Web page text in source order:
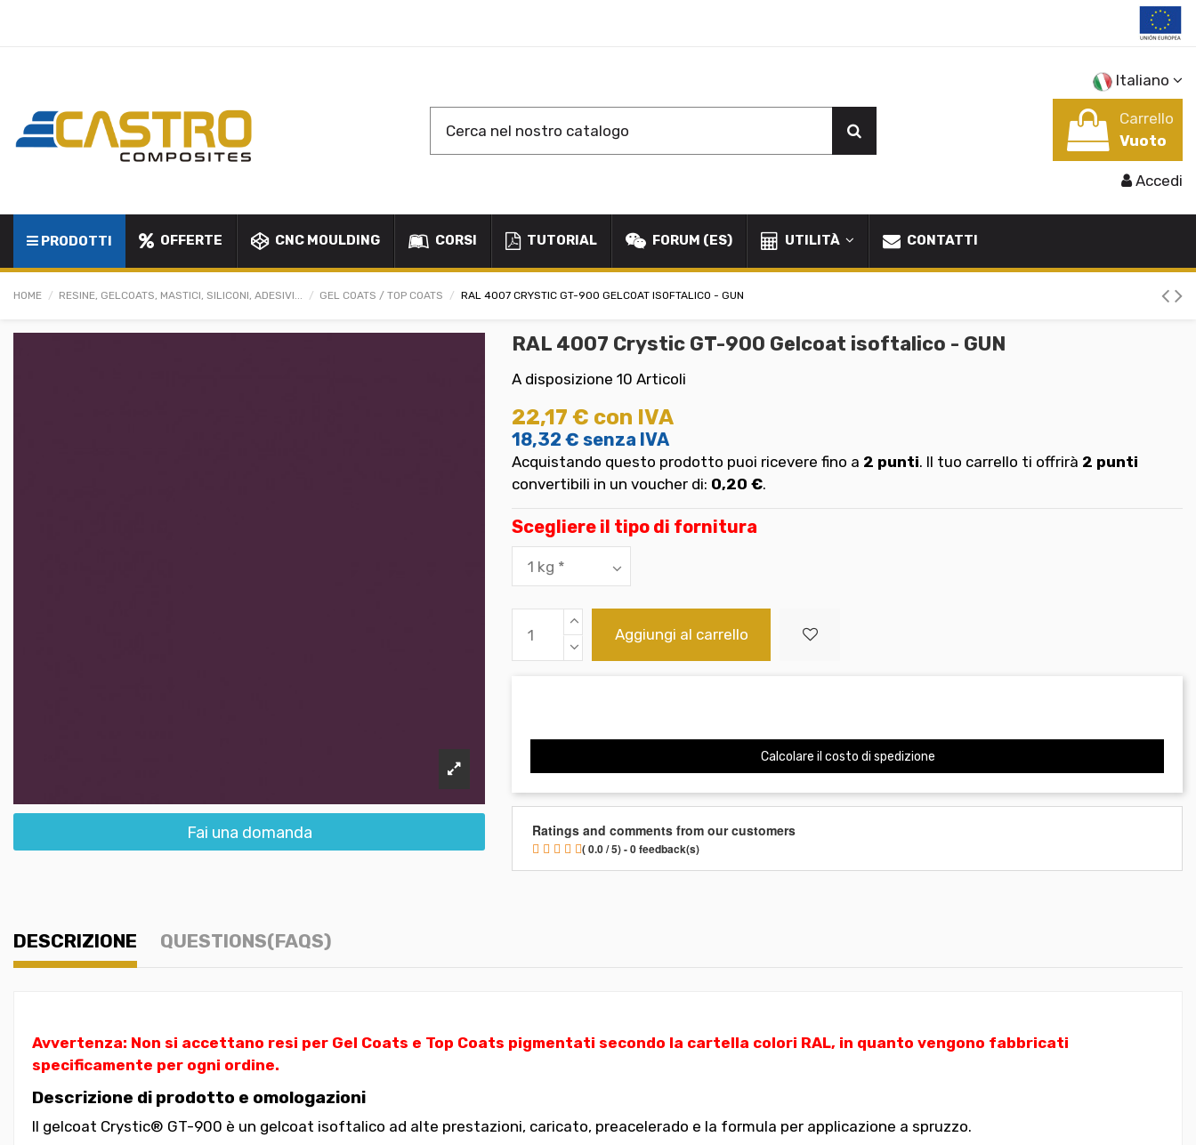
Italiano
Carrello
Vuoto
Accedi
PRODOTTI OFFERTE CNC MOULDING CORSI TUTORIAL FORUM (ES) UTILITÀ CONTATTI
HOME RESINE, GELCOATS, MASTICI, SILICONI, ADESIVI... GEL COATS / TOP COATS RAL 4007 CRYSTIC GT-900 GELCOAT ISOFTALICO - GUN
Fai una domanda
RAL 4007 Crystic GT-900 Gelcoat isoftalico - GUN
A disposizione 10 Articoli
22,17 € con IVA
18,32 € senza IVA
Acquistando questo prodotto puoi ricevere fino a 2 punti. Il tuo carrello ti offrirà 2 punti
convertibili in un voucher di: 0,20 €.
Scegliere il tipo di fornitura
Aggiungi al carrello
Calcolare il costo di spedizione
Ratings and comments from our customers
( 0.0 / 5) - 0 feedback(s)
DESCRIZIONE QUESTIONS(FAQS)
Avvertenza: Non si accettano resi per Gel Coats e Top Coats pigmentati secondo la cartella colori RAL, in quanto vengono fabbricati
specificamente per ogni ordine.
Descrizione di prodotto e omologazioni
Il gelcoat Crystic® GT-900 è un gelcoat isoftalico ad alte prestazioni, caricato, preacelerado e la formula per applicazione a spruzzo.